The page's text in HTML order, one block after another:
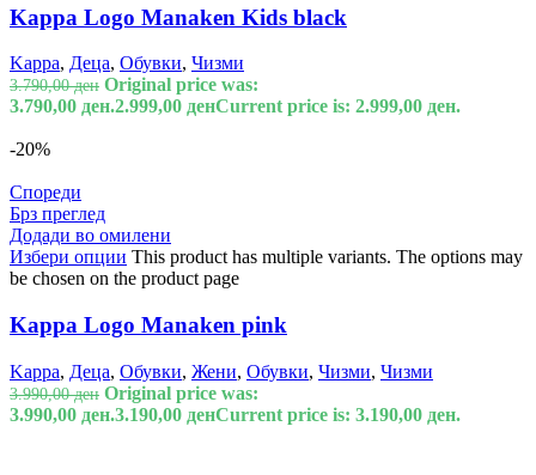
Kappa Logo Manaken Kids black
Kappa, Деца, Обувки, Чизми
3.790,00ден Original price was:
3.790,00 ден.2.999,00 денCurrent price is: 2.999,00 ден.
-20%
Спореди
Брз преглед
Додади во омилени
Избери опции This product has multiple variants. The options may
be chosen on the product page
Kappa Logo Manaken pink
Kappa, Деца, Обувки, Жени, Обувки, Чизми, Чизми
3.990,00ден Original price was:
3.990,00 ден.3.190,00 денCurrent price is: 3.190,00 ден.